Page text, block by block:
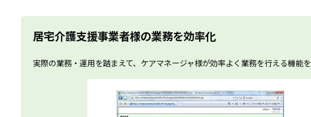
居宅介護支援事業者様の業務を効率化
実際の業務・運用を踏まえて、ケアマネージャ様が効率よく業務を行える機能を